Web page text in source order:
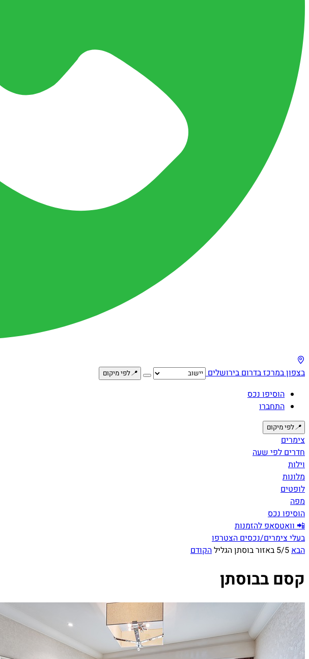
בצפוןבמרכזבדרוםבירושלים 📍לפי מיקום
הוסיפו נכס
התחברו
📍לפי מיקום
צימרים
חדרים לפי שעה
וילות
מלונות
לופטים
מפה
הוסיפו נכס
📲 וואטסאפ להזמנות
בעלי צימרים/נכסים הצטרפו
הבא5/5 באזור בוסתן הגליל הקודם
קסם בבוסתן